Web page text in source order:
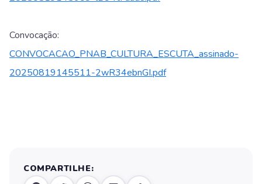
Convocação:
CONVOCACAO_PNAB_CULTURA_ESCUTA_assinado-
20250819145511-2wR34ebnGI.pdf
COMPARTILHE: